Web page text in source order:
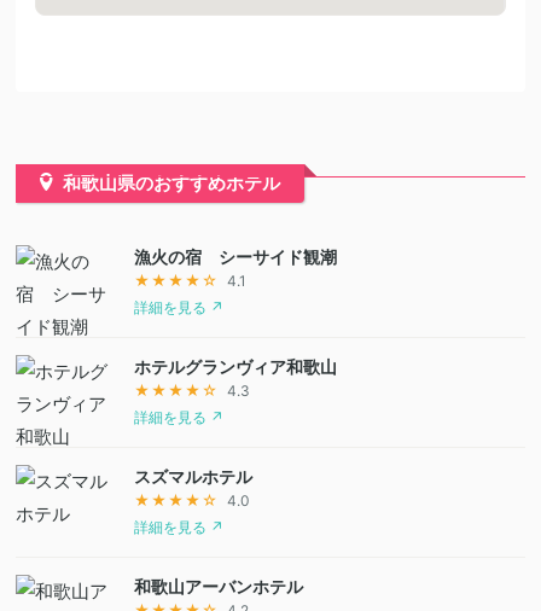
和歌山県のおすすめホテル
漁火の宿 シーサイド観潮
★★★★☆
4.1
詳細を見る ↗
ホテルグランヴィア和歌山
★★★★☆
4.3
詳細を見る ↗
スズマルホテル
★★★★☆
4.0
詳細を見る ↗
和歌山アーバンホテル